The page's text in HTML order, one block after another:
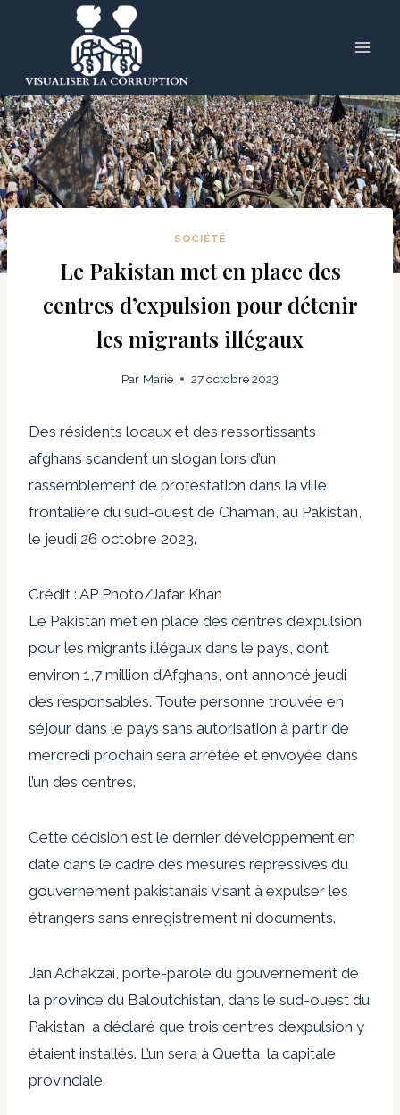
SOCIÉTÉ
Le Pakistan met en place des
centres d’expulsion pour détenir
les migrants illégaux
Par Marie 27 octobre 2023
Des résidents locaux et des ressortissants
afghans scandent un slogan lors d’un
rassemblement de protestation dans la ville
frontalière du sud-ouest de Chaman, au Pakistan,
le jeudi 26 octobre 2023.
Crédit : AP Photo/Jafar Khan
Le Pakistan met en place des centres d’expulsion
pour les migrants illégaux dans le pays, dont
environ 1,7 million d’Afghans, ont annoncé jeudi
des responsables. Toute personne trouvée en
séjour dans le pays sans autorisation à partir de
mercredi prochain sera arrêtée et envoyée dans
l’un des centres.
Cette décision est le dernier développement en
date dans le cadre des mesures répressives du
gouvernement pakistanais visant à expulser les
étrangers sans enregistrement ni documents.
Jan Achakzai, porte-parole du gouvernement de
la province du Baloutchistan, dans le sud-ouest du
Pakistan, a déclaré que trois centres d’expulsion y
étaient installés. L’un sera à Quetta, la capitale
provinciale.